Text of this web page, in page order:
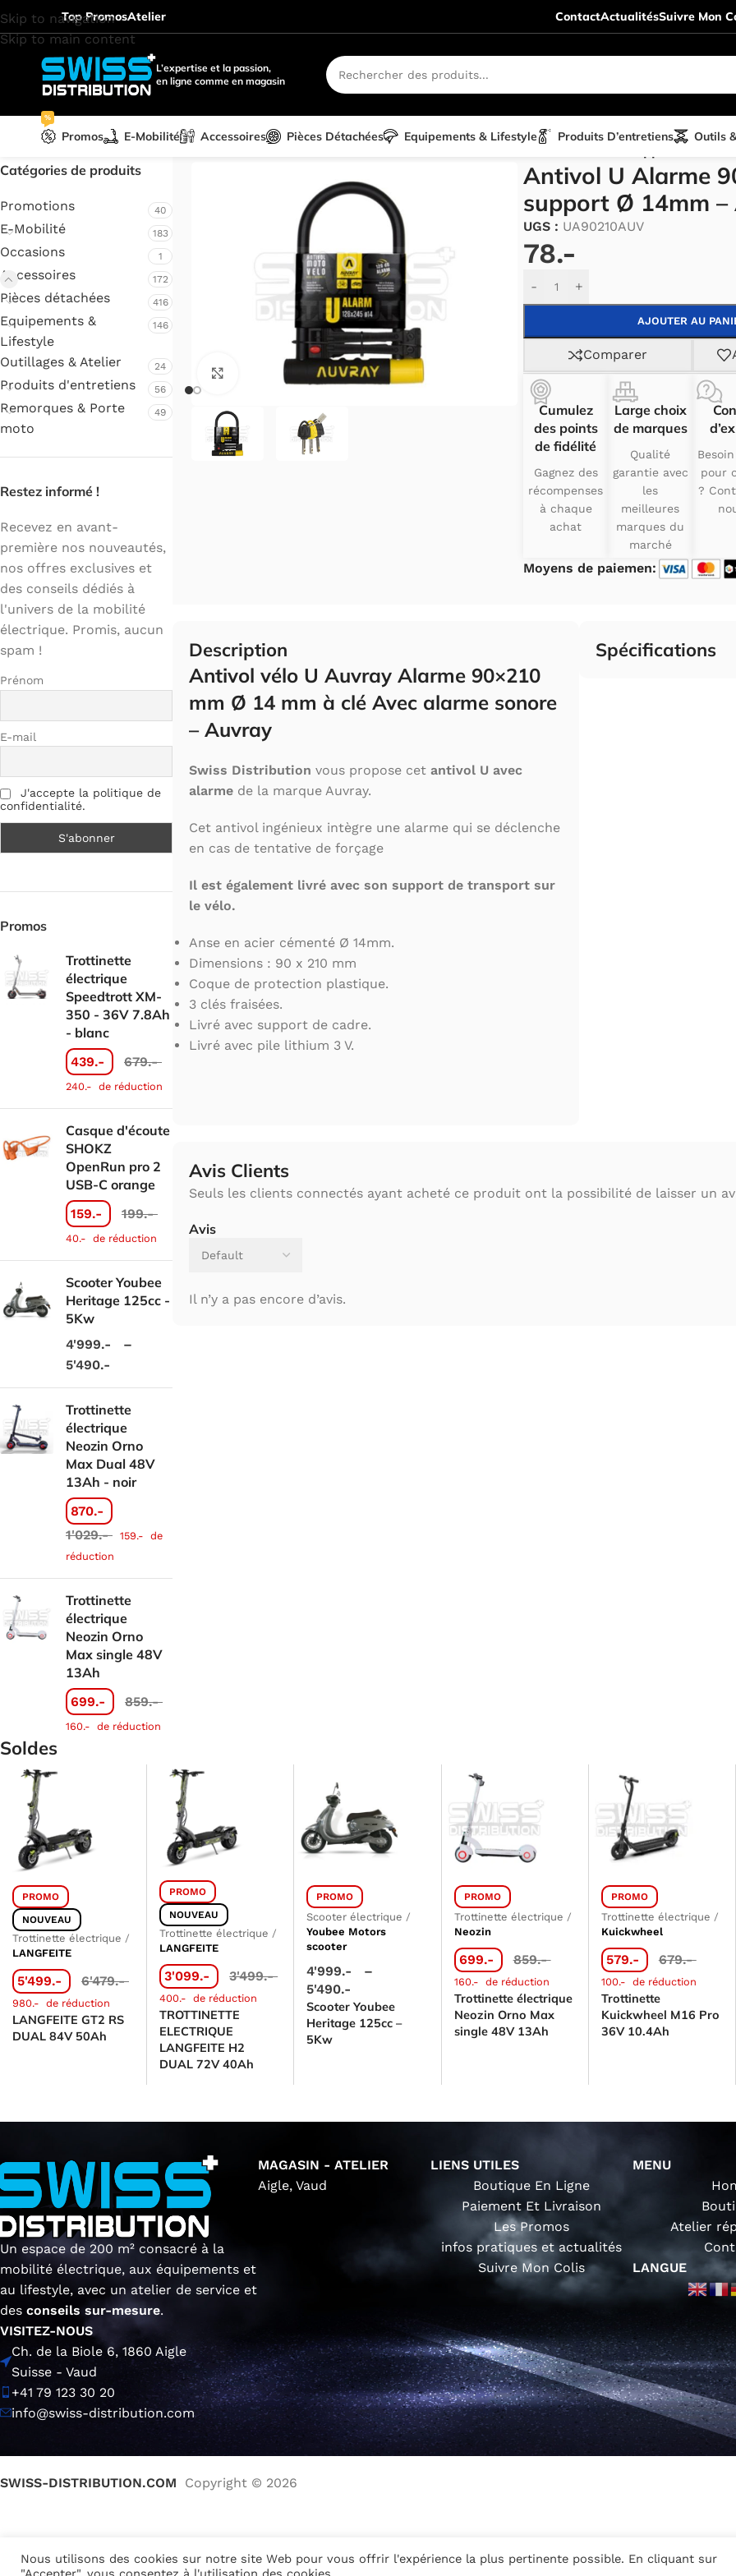
Skip to navigation
Skip to main content
Top PromosAtelier ContactActualitésSuivre Mon
L’expertise et la passion,
en ligne comme en magasin
Promos
%
E-Mobilité Accessoires Pièces Détachées Equipements & Lifestyle Produits D’entretiens Outils
Catégories de produits
Promotions 40
E-Mobilité 183
Occasions 1
Accessoires 172
Pièces détachées 416
Equipements &
Lifestyle
146
Outillages & Atelier 24
Produits d'entretiens 56
Remorques & Porte
moto
49
Restez informé !
Recevez en avant-
première nos nouveautés,
nos offres exclusives et
des conseils dédiés à
l'univers de la mobilité
électrique. Promis, aucun
spam !
Prénom
E-mail
J'accepte la politique de
confidentialité.
Promos
Trottinette
électrique
Speedtrott XM-
350 - 36V 7.8Ah
- blanc
439.- 679.-
240.- de réduction
Casque d'écoute
SHOKZ
OpenRun pro 2
USB-C orange
159.- 199.-
40.- de réduction
Scooter Youbee
Heritage 125cc -
5Kw
4'999.-
–
5'490.-
Trottinette
électrique
Neozin Orno
Max Dual 48V
13Ah - noir
870.-
1'029.- 159.- de
réduction
Trottinette
électrique
Neozin Orno
Max single 48V
13Ah
699.- 859.-
160.- de réduction
Cliquez pour agrandir.
Antivol U Alarme
support Ø 14mm –
UGS : UA90210AUV
78.-
- +
AJOUTER AU
Alternative:
Comparer
Cumulez
des points
de fidélité
Gagnez des
récompenses
à chaque
achat
Large choix
de marques
Qualité
garantie avec
les
meilleures
marques du
marché
pour
?
Moyens de paiemen:
Description
Antivol vélo U Auvray Alarme 90×210
mm Ø 14 mm à clé Avec alarme sonore
– Auvray
Swiss Distribution vous propose cet antivol U avec
alarme de la marque Auvray.
Cet antivol ingénieux intègre une alarme qui se déclenche
en cas de tentative de forçage
Il est également livré avec son support de transport sur
le vélo.
Anse en acier cémenté Ø 14mm.
Dimensions : 90 x 210 mm
Coque de protection plastique.
3 clés fraisées.
Livré avec support de cadre.
Livré avec pile lithium 3 V.
Spécifications
Avis Clients
Avis
Il n’y a pas encore d’avis.
Seuls les clients connectés ayant acheté ce produit ont la possibilité de laisser un
Soldes
PROMO
NOUVEAU
Trottinette électrique /
LANGFEITE
5'499.- 6'479.-
980.- de réduction
LANGFEITE GT2 RS
DUAL 84V 50Ah
PROMO
NOUVEAU
Trottinette électrique /
LANGFEITE
3'099.- 3'499.-
400.- de réduction
TROTTINETTE
ELECTRIQUE
LANGFEITE H2
DUAL 72V 40Ah
PROMO
Scooter électrique /
Youbee Motors
scooter
4'999.-
–
5'490.-
Scooter Youbee
Heritage 125cc –
5Kw
PROMO
Trottinette électrique /
Neozin
699.- 859.-
160.- de réduction
Trottinette électrique
Neozin Orno Max
single 48V 13Ah
PROMO
Trottinette électrique /
Kuickwheel
579.- 679.-
100.- de réduction
Trottinette
Kuickwheel M16 Pro
36V 10.4Ah
Un espace de 200 m² consacré à la
mobilité électrique, aux équipements et
au lifestyle, avec un atelier de service et
des conseils sur-mesure.
VISITEZ-NOUS
Ch. de la Biole 6, 1860 Aigle
Suisse - Vaud
+41 79 123 30 20
info@swiss-distribution.com
MAGASIN - ATELIER
Aigle, Vaud
LIENS UTILES
Boutique En Ligne
Paiement Et Livraison
Les Promos
infos pratiques et actualités
Suivre Mon Colis
MENU
Atelier
LANGUE
SWISS-DISTRIBUTION.COM Copyright © 2026
Nous utilisons des cookies sur notre site Web pour vous offrir l'expérience la plus pertinente possible. En cliquant sur